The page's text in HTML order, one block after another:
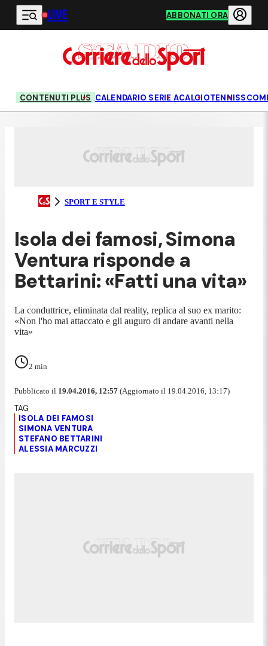
Vai al contenuto principale
LIVE ABBONATI ORA
CONTENUTI PLUS CALENDARIO SERIE ACALCIOTENNIS
SPORT E STYLE
Isola dei famosi, Simona
Ventura risponde a
Bettarini: «Fatti una vita»
La conduttrice, eliminata dal reality, replica al suo ex marito:
«Non l'ho mai attaccato e gli auguro di andare avanti nella
vita»
2 min
Pubblicato il 19.04.2016, 12:57 (Aggiornato il 19.04.2016, 13:17)
ISOLA DEI FAMOSI
SIMONA VENTURA
STEFANO BETTARINI
ALESSIA MARCUZZI